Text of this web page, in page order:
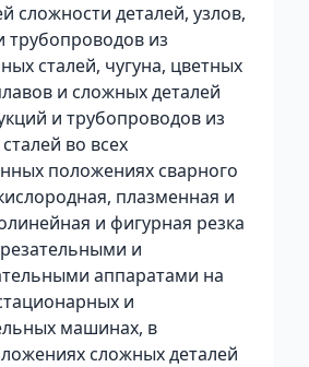
сложности деталей, узлов,
трубопроводов из
сталей, чугуна, цветных
и сложных деталей
и трубопроводов из
во всех
положениях сварного
плазменная и
и фигурная резка
и
аппаратами на
и
машинах, в
сложных деталей